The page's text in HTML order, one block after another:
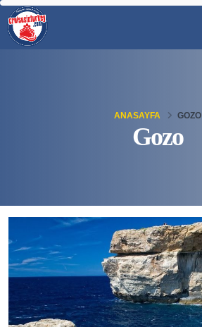
Gozo
ANASAYFA GOZO